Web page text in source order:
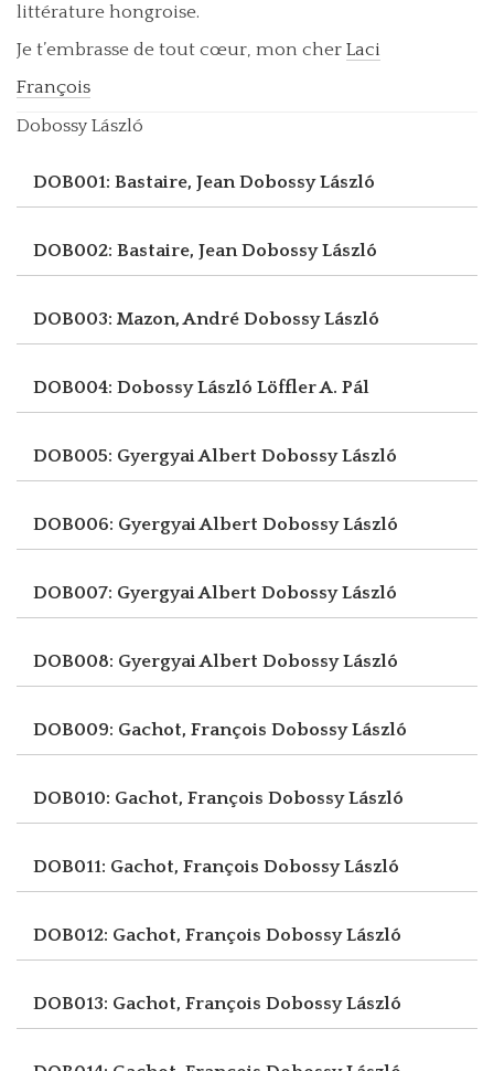
littérature hongroise.
Je t’embrasse de tout cœur, mon cher Laci
François
Dobossy László
DOB001: Bastaire, JeanDobossy László
DOB002: Bastaire, JeanDobossy László
DOB003: Mazon, André Dobossy László
DOB004: Dobossy László Löffler A. Pál
DOB005: Gyergyai Albert Dobossy László
DOB006: Gyergyai Albert Dobossy László
DOB007: Gyergyai Albert Dobossy László
DOB008: Gyergyai Albert Dobossy László
DOB009: Gachot, François Dobossy László
DOB010: Gachot, François Dobossy László
DOB011: Gachot, François Dobossy László
DOB012: Gachot, François Dobossy László
DOB013: Gachot, François Dobossy László